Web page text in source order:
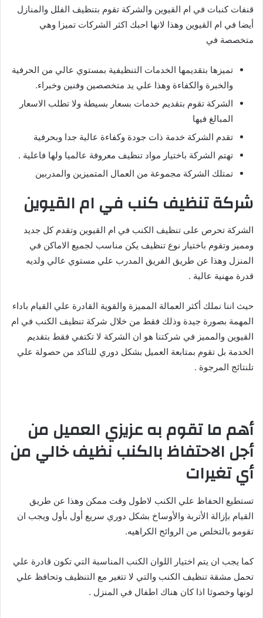
قنفات كنبات في ام القيوين والشركة تقوم بتنظيف الفلل والمنازل
أيضا في ام القيوين وهذا لانها احبك اكثر الشركات تميزا وهي
متخصصة في
تميزها بتقديمها الخدمات التنظيفية بمستوي عالي من الحرفية
والخبرة والكفاءة وهذا علي يد متخصصين وفنين وخبراء.
الشركة تقوم بتقديم خدمات بسعار بسيطة ولا تطلب الاسعار
المبالغ فيها
تقدم الشركة خدمة ذات جودة وكفاءة عالية جدا وبحرفية
تهتم الشركة باختيار مواد تنظيف معروفة عالميا ولها فاعلية .
تمتلك الشركة مجموعة من العمال المتميزين والمدربين
شركة تنظيف كنب في ام القيوين
الشركة تحرص على تنظيف الكنب في ام القيوين وتقدم كل جديد
ومميز وتقوم باختيار نوع تنظيف يكن مناسب لجميع الاماكن في
المنزل وهذا عن طريق الفريق المدرب علي مستوي عالي ولديه
قدرة مهنية عالية .
حيث اننا نملك أكثر العمالة المميزة والقوية القادرة علي القيام باداء
المهمة بصورة جيدة وذلك فقط من خلال شركة تنظيف الكنب في ام
القيوين والمميز في شركتنا هو ان الشركة لا تكتفي فقط بتقديم
الخدمة بل تقوم بمتابعة العميل بشكل دوري للتاكد من حصولة علي
تلنتائج المرجوة .
أهم ما تقوم به عزيزي العميل من
أجل الاحتفاظ بالكنب نظيف خالي من
أي تغيرات
تستطيع الحفاظ علي الكنب لاطول وقت ممكن وهذا عن طريق
القيام بإزالة الأتربة والأوساخ بشكل دوري سريع أول بأول ويجب ان
تقومو بالتخلص من الروائح الكراهيه.
كما يجب ان يتم اختيار اللوان الكنب المناسبة التي تكون قادرة علي
تحمل مشقة تنظيف الكنب والتي لا تتغير مع التنظيف وتحافظ علي
لونها وخصوثا اذا كان هناك اطفال في المنزل .